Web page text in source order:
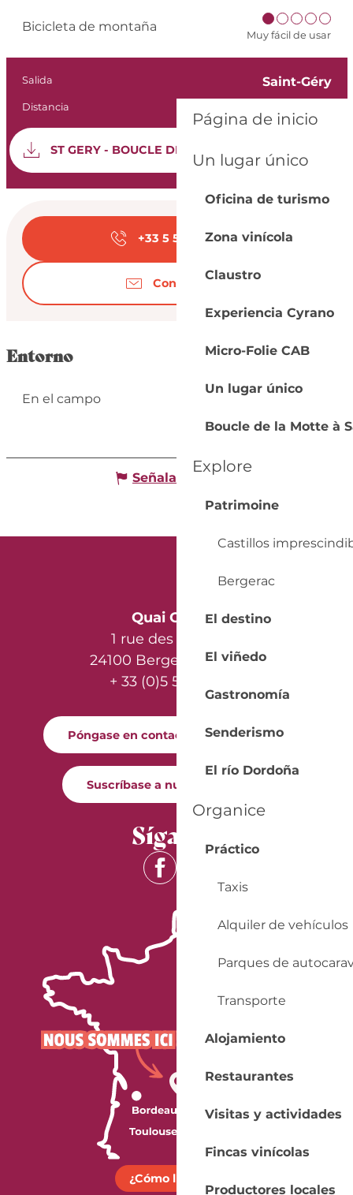
Página de inicio
Un lugar único
Oficina de turismo
Zona vinícola
Claustro
Experiencia Cyrano
Micro-Folie CAB
Un lugar único
Boucle de la Motte à
Explore
Patrimoine
Castillos
Bergerac
El destino
El viñedo
Gastronomía
Senderismo
El río Dordoña
Organice
Práctico
Taxis
Alquiler de vehículos
Parques de
Transporte
Alojamiento
Restaurantes
Visitas y actividades
Fincas vinícolas
Productores locales
Bicicleta de montaña
Muy fácil de usar
Información
Salida Saint-Géry
Distancia
Documentación
ST GERY - BOUCLE DE LA MOTTE
Horarios y datos
+33 5 53 57 03▒▒
Contáctenos
Entorno
En el campo
Señalar un error
Quai Cyrano
1 rue des Récollets
24100 Bergerac - France
+ 33 (0)5 53 57 03 11
Póngase en contacto con nosotros
Suscríbase a nuestro boletín
Síganos
¿Cómo llegar?